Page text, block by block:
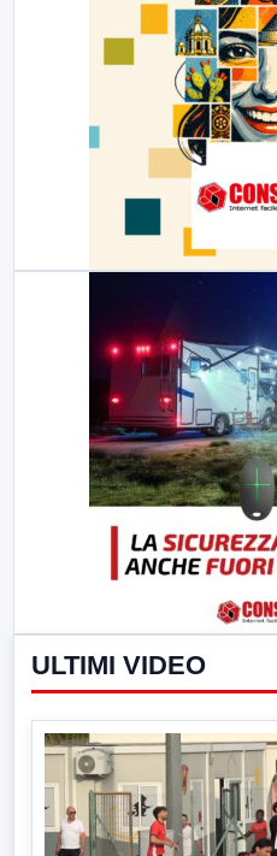
ULTIMI VIDEO